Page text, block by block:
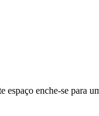
enche-se para